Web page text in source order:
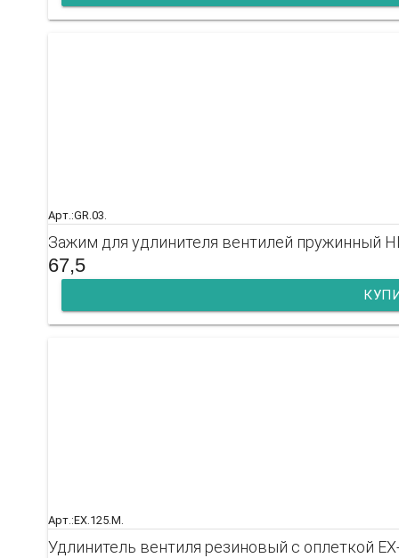
Арт.:GR.03.
Зажим для удлинителя вентилей пружинный
67,5
Арт.:EX.125.M.
Удлинитель вентиля резиновый с оплеткой